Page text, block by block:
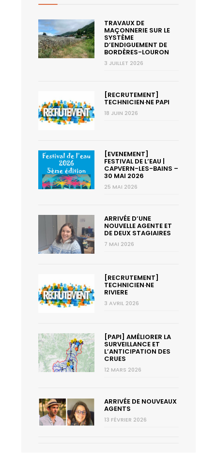
TRAVAUX DE
MAÇONNERIE SUR LE
SYSTÈME
D’ENDIGUEMENT DE
BORDÈRES-LOURON
3 JUILLET 2026
[RECRUTEMENT]
TECHNICIEN·NE PAPI
18 JUIN 2026
[EVENEMENT]
FESTIVAL DE L’EAU |
CAPVERN-LES-BAINS –
30 MAI 2026
25 MAI 2026
ARRIVÉE D’UNE
NOUVELLE AGENTE ET
DE DEUX STAGIAIRES
7 MAI 2026
[RECRUTEMENT]
TECHNICIEN·NE
RIVIERE
3 AVRIL 2026
[PAPI] AMÉLIORER LA
SURVEILLANCE ET
L’ANTICIPATION DES
CRUES
12 MARS 2026
ARRIVÉE DE NOUVEAUX
AGENTS
13 FÉVRIER 2026